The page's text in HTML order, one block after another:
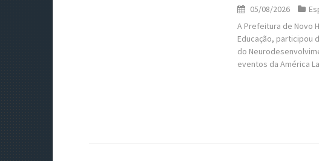
05/08/2026
A Prefeitura de Novo
Educação, participou
do
eventos da América